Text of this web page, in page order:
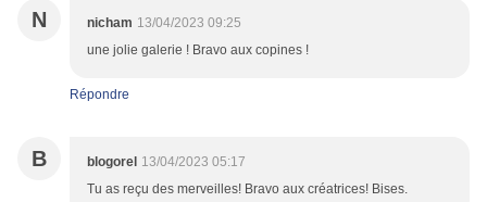
N nicham 13/04/2023 09:25
une jolie galerie ! Bravo aux copines !
Répondre
B blogorel 13/04/2023 05:17
Tu as reçu des merveilles! Bravo aux créatrices! Bises.